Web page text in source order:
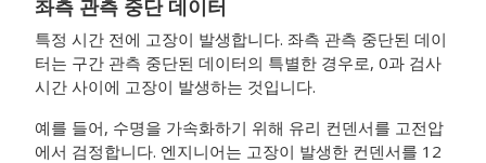
좌측 관측 중단 데이터
특정 시간 전에 고장이 발생합니다. 좌측 관측 중단된 데이
터는 구간 관측 중단된 데이터의 특별한 경우로, 0과 검사
시간 사이에 고장이 발생하는 것입니다.
예를 들어, 수명을 가속화하기 위해 유리 컨덴서를 고전압
에서 검정합니다. 엔지니어는 고장이 발생한 컨덴서를 12